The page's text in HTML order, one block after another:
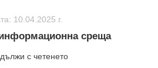
10.04.2025 г.
среща
с четенето